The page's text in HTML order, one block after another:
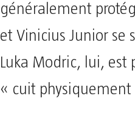
généralement
et Vinicius Junior se
Luka Modric, lui, est
« cuit physiquement